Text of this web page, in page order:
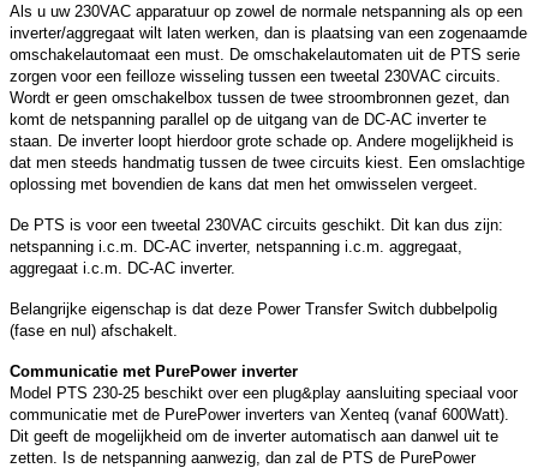
Als u uw 230VAC apparatuur op zowel de normale netspanning als op een
inverter/aggregaat wilt laten werken, dan is plaatsing van een zogenaamde
omschakelautomaat een must. De omschakelautomaten uit de PTS serie
zorgen voor een feilloze wisseling tussen een tweetal 230VAC circuits.
Wordt er geen omschakelbox tussen de twee stroombronnen gezet, dan
komt de netspanning parallel op de uitgang van de DC-AC inverter te
staan. De inverter loopt hierdoor grote schade op. Andere mogelijkheid is
dat men steeds handmatig tussen de twee circuits kiest. Een omslachtige
oplossing met bovendien de kans dat men het omwisselen vergeet.
De PTS is voor een tweetal 230VAC circuits geschikt. Dit kan dus zijn:
netspanning i.c.m. DC-AC inverter, netspanning i.c.m. aggregaat,
aggregaat i.c.m. DC-AC inverter.
Belangrijke eigenschap is dat deze Power Transfer Switch dubbelpolig
(fase en nul) afschakelt.
Communicatie met PurePower inverter
Model PTS 230-25 beschikt over een plug&play aansluiting speciaal voor
communicatie met de PurePower inverters van Xenteq (vanaf 600Watt).
Dit geeft de mogelijkheid om de inverter automatisch aan danwel uit te
zetten. Is de netspanning aanwezig, dan zal de PTS de PurePower